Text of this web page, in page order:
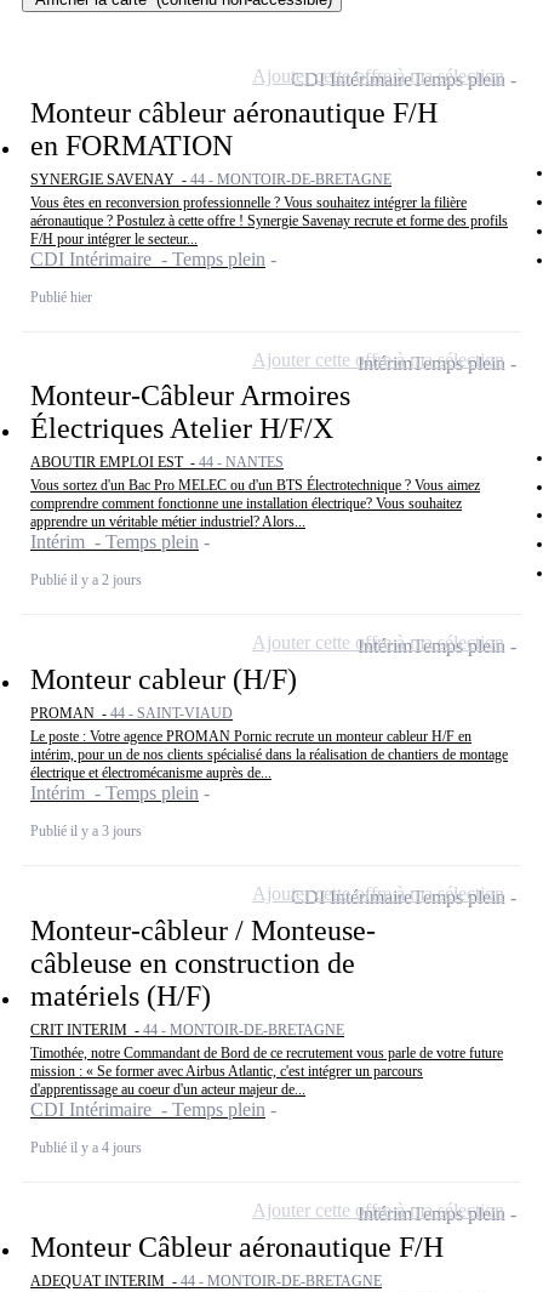
Monteur câbleur aéronautique F/H
en FORMATION
SYNERGIE SAVENAY - 44 - MONTOIR-DE-BRETAGNE
Vous êtes en reconversion professionnelle ? Vous souhaitez intégrer la filière
aéronautique ? Postulez à cette offre ! Synergie Savenay recrute et forme des profils
F/H pour intégrer le secteur...
CDI Intérimaire - Temps plein
Publié hier
CDI IntérimaireTemps plein
Ajouter cette offre à ma sélection
Monteur-Câbleur Armoires
Électriques Atelier H/F/X
ABOUTIR EMPLOI EST - 44 - NANTES
Vous sortez d'un Bac Pro MELEC ou d'un BTS Électrotechnique ? Vous aimez
comprendre comment fonctionne une installation électrique? Vous souhaitez
apprendre un véritable métier industriel? Alors...
Intérim - Temps plein
Publié il y a 2 jours
IntérimTemps plein
Ajouter cette offre à ma sélection
Monteur cableur (H/F)
PROMAN - 44 - SAINT-VIAUD
Le poste : Votre agence PROMAN Pornic recrute un monteur cableur H/F en
intérim, pour un de nos clients spécialisé dans la réalisation de chantiers de montage
électrique et électromécanisme auprès de...
Intérim - Temps plein
Publié il y a 3 jours
IntérimTemps plein
Ajouter cette offre à ma sélection
Monteur-câbleur / Monteuse-
câbleuse en construction de
matériels (H/F)
CRIT INTERIM - 44 - MONTOIR-DE-BRETAGNE
Timothée, notre Commandant de Bord de ce recrutement vous parle de votre future
mission : « Se former avec Airbus Atlantic, c'est intégrer un parcours
d'apprentissage au coeur d'un acteur majeur de...
CDI Intérimaire - Temps plein
Publié il y a 4 jours
CDI IntérimaireTemps plein
Ajouter cette offre à ma sélection
Monteur Câbleur aéronautique F/H
ADEQUAT INTERIM - 44 - MONTOIR-DE-BRETAGNE
IntérimTemps plein
Ajouter cette offre à ma sélection